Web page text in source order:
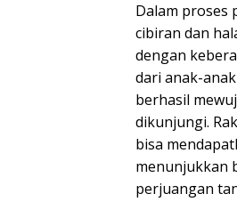
Dalam proses
cibiran dan
dengan
dari anak-
berhasil
dikunjungi.
bisa
menunjukkan
perjuangan